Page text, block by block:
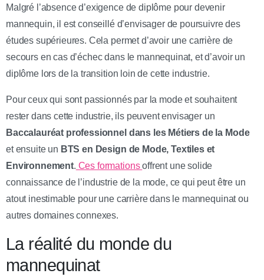
Malgré l’absence d’exigence de diplôme pour devenir
mannequin, il est conseillé d’envisager de poursuivre des
études supérieures. Cela permet d’avoir une carrière de
secours en cas d’échec dans le mannequinat, et d’avoir un
diplôme lors de la transition loin de cette industrie.
Pour ceux qui sont passionnés par la mode et souhaitent
rester dans cette industrie, ils peuvent envisager un
Baccalauréat professionnel dans les Métiers de la Mode
et ensuite un BTS en Design de Mode, Textiles et
Environnement. Ces formationsoffrent une solide
connaissance de l’industrie de la mode, ce qui peut être un
atout inestimable pour une carrière dans le mannequinat ou
autres domaines connexes.
La réalité du monde du
mannequinat